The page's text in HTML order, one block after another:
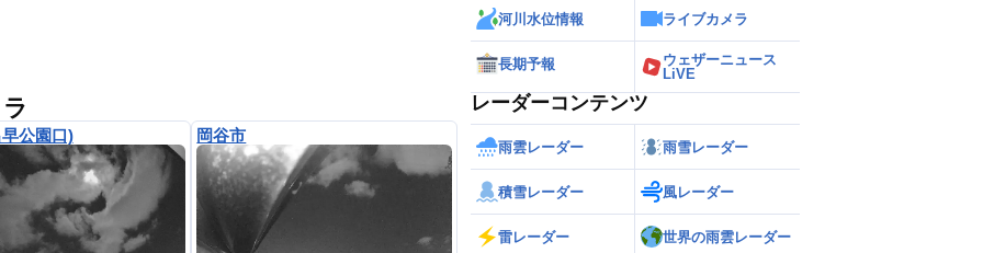
公園口) 岡谷市
河川水位情報 ライブカメラ
長期予報
ウェザーニュース
LiVE
レーダーコンテンツ
雨雲レーダー 雨雪レーダー
積雪レーダー 風レーダー
雷レーダー 世界の雨雲レーダー